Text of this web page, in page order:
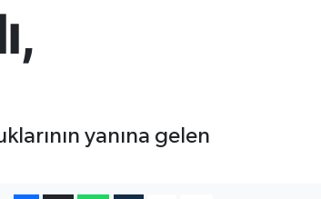
yanına gelen